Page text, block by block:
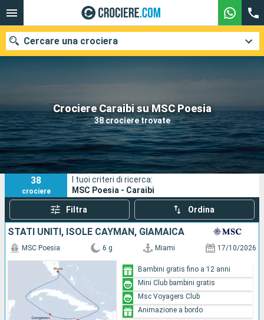
Crociere Caraibi su MSC Poesia
38 crociere trovate
Cercare una crociera
Le nostre destinazioni
Mesi di partenza
Porti Compagnie
Ricerca
38
crociere
I tuoi criteri di ricerca:
MSC Poesia - Caraibi
Filtra Ordina
STATI UNITI, ISOLE CAYMAN, GIAMAICA
MSC Poesia 6 g Miami 17/10/2026
Bambini gratis fino a 12 anni
Mini Club bambini gratis
Msc Voyagers Club
Animazione a bordo